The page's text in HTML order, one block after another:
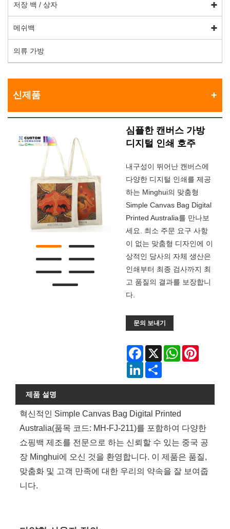
저장 백 / 상자
메쉬백
의류 가방
신제품
심플한 캔버스 가방
디지털 인쇄 호주
내구성이 뛰어난 캔버스에
다양한 디지털 인쇄를 제공
하는 Minghui의 맞춤형
Simple Canvas Bag Digital
Printed Australia를 만나보
세요. 최소 주문 요구 사항
이 없는 맞춤형 디자인에 이
상적인 당사의 자체 생산은
인쇄부터 최종 검사까지 최
고 품질의 결과를 보장합니
다.
문의 보내기
Facebook
X WhatsApp
LinkedIn
제품 설명
혁신적인 Simple Canvas Bag Digital Printed
Australia(품목 코드: MH-FJ-211)를 포함하여 다양한
쇼핑백 제조를 전문으로 하는 신뢰할 수 있는 중국 공
장 Minghui에 오신 것을 환영합니다. 이 제품은 품질,
맞춤화 및 고객 만족에 대한 우리의 약속을 잘 보여줍
니다.